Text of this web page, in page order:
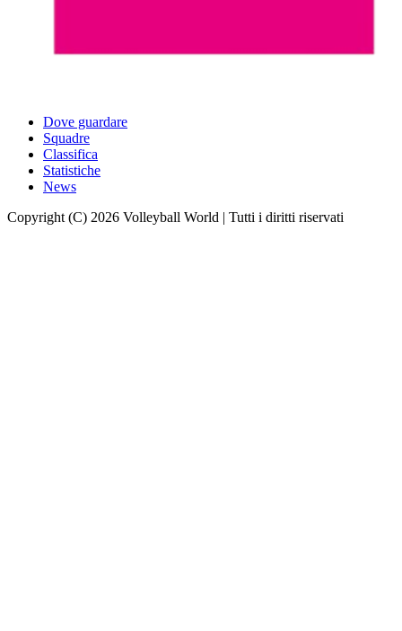
Dove guardare
Squadre
Classifica
Statistiche
News
Copyright (C) 2026 Volleyball World | Tutti i diritti riservati